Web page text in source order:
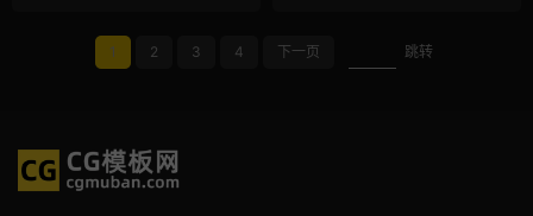
1 2 3 4 下一页 跳转